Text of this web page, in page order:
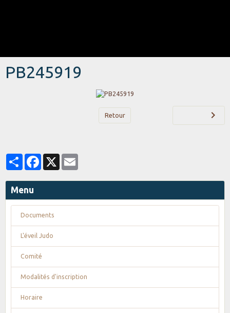
PB245919
Retour
PartagerFacebook
X
Menu
Documents
L'éveil Judo
Comité
Modalités d'inscription
Horaire